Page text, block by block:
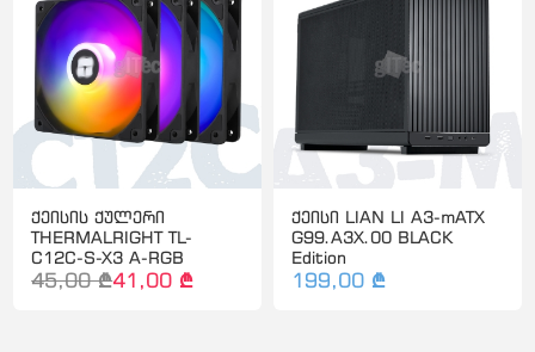
ქეისის ქულერი
THERMALRIGHT TL-
C12C-S-X3 A-RGB
45,00 ₾41,00 ₾
ქეისი LIAN LI A3-mATX
G99.A3X.00 BLACK
Edition
199,00 ₾